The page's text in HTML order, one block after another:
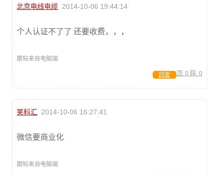
北京电线电缆 2014-10-06 19:44:14
个人认证不了了 还要收费，，，
跟帖来自电脑端
顶: 0 踩: 0
回复
笑料汇 2014-10-06 16:27:41
微信要商业化
跟帖来自电脑端